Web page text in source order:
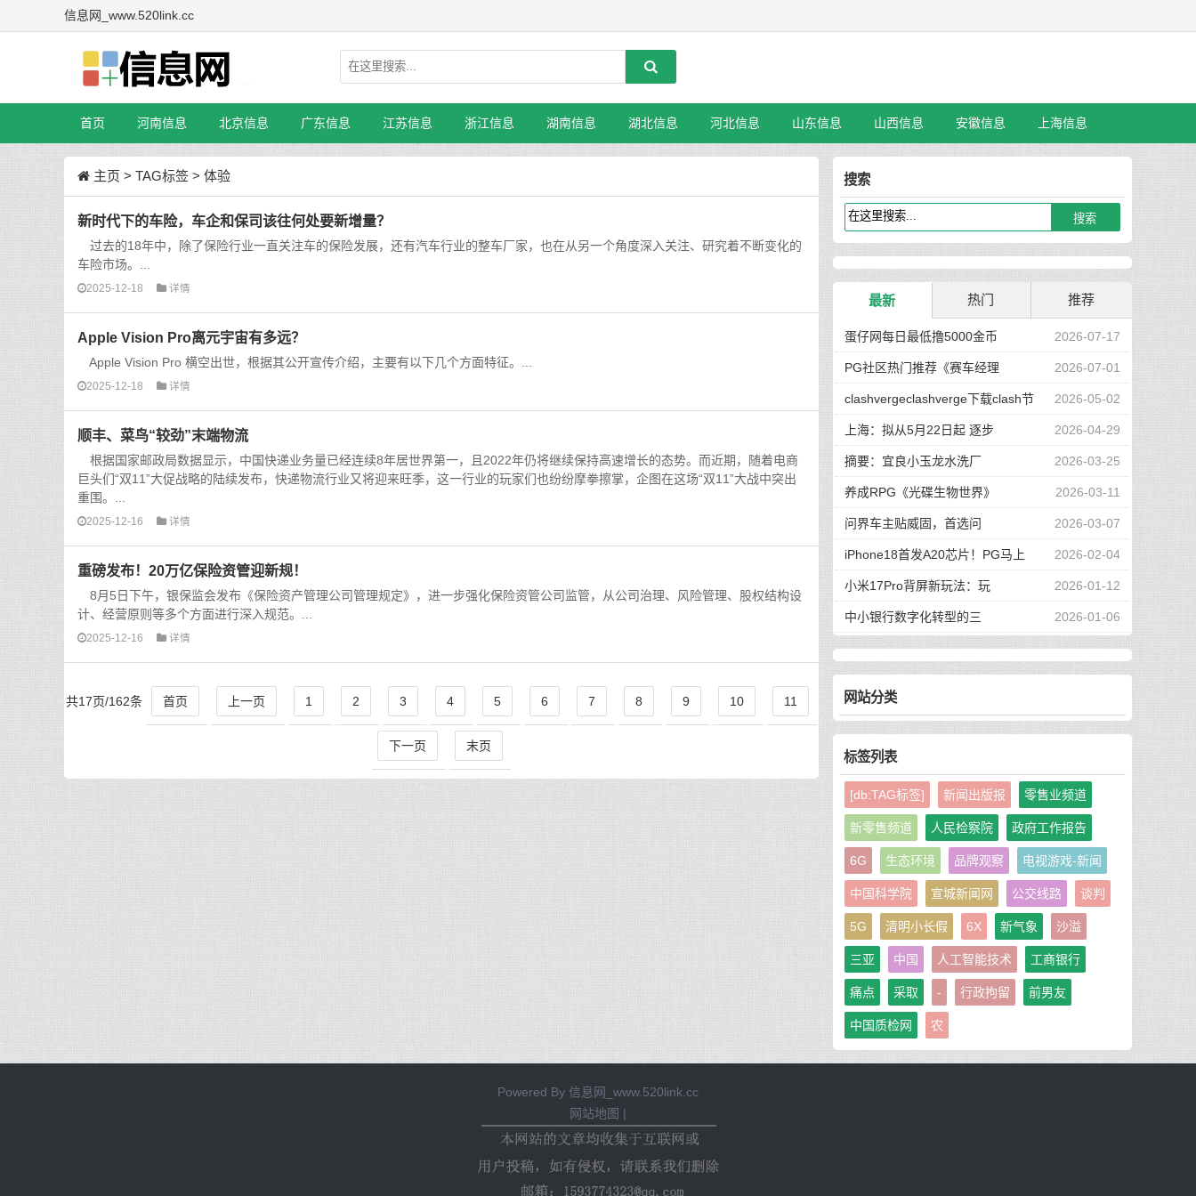
信息网_www.520link.cc
首页 河南信息 北京信息 广东信息 江苏信息 浙江信息 湖南信息 湖北信息 河北信息 山东信息 山西信息 安徽信息 上海信息
主页 > TAG标签 > 体验
新时代下的车险，车企和保司该往何处要新增量？
过去的18年中，除了保险行业一直关注车的保险发展，还有汽车行业的整车厂家，也在从另一个角度深入关注、研究着不断变化的
车险市场。...
2025-12-18 详情
Apple Vision Pro离元宇宙有多远？
Apple Vision Pro 横空出世，根据其公开宣传介绍，主要有以下几个方面特征。...
2025-12-18 详情
顺丰、菜鸟“较劲”末端物流
根据国家邮政局数据显示，中国快递业务量已经连续8年居世界第一，且2022年仍将继续保持高速增长的态势。而近期，随着电商
巨头们“双11”大促战略的陆续发布，快递物流行业又将迎来旺季，这一行业的玩家们也纷纷摩拳擦掌，企图在这场“双11”大战中突出
重围。...
2025-12-16 详情
重磅发布！20万亿保险资管迎新规！
8月5日下午，银保监会发布《保险资产管理公司管理规定》，进一步强化保险资管公司监管，从公司治理、风险管理、股权结构设
计、经营原则等多个方面进行深入规范。...
2025-12-16 详情
共17页/162条 首页 上一页 1 2 3 4 5 6 7 8 9 10 11
下一页 末页
搜索
最新 热门 推荐
2026-07-17
蛋仔网每日最低撸5000金币
2026-07-01
PG社区热门推荐《赛车经理
2026-05-02
clashvergeclashverge下载clash节
2026-04-29
上海：拟从5月22日起 逐步
2026-03-25
摘要：宜良小玉龙水洗厂
2026-03-11
养成RPG《光碟生物世界》
2026-03-07
问界车主贴威固，首选问
2026-02-04
iPhone18首发A20芯片！PG马上
2026-01-12
小米17Pro背屏新玩法：玩
2026-01-06
中小银行数字化转型的三
网站分类
标签列表
[db:TAG标签] 新闻出版报 零售业频道
新零售频道 人民检察院 政府工作报告
6G 生态环境 品牌观察 电视游戏-新闻
中国科学院 宣城新闻网 公交线路 谈判
5G 清明小长假 6X 新气象 沙溢
三亚 中国 人工智能技术 工商银行
痛点 采取 - 行政拘留 前男友
中国质检网 农
Powered By 信息网_www.520link.cc
网站地图 |